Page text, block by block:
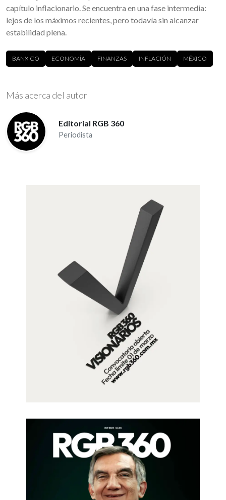
capítulo inflacionario. Se encuentra en una fase intermedia:
lejos de los máximos recientes, pero todavía sin alcanzar
estabilidad plena.
BANXICO ECONOMÍA FINANZAS INFLACIÓN MÉXICO
Más acerca del autor
Editorial RGB 360
Periodista